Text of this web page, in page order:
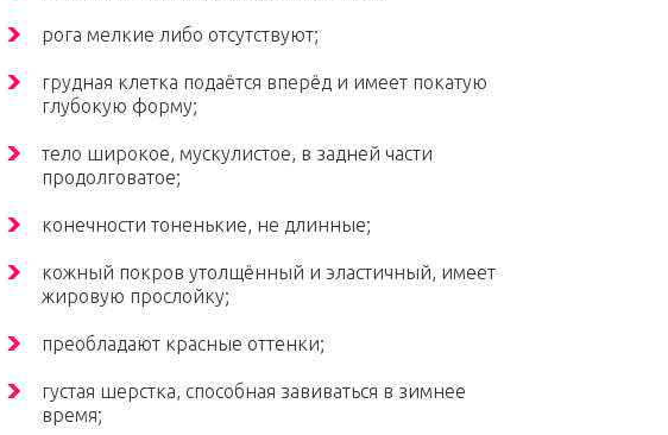
рога мелкие либо отсутствуют;
грудная клетка подаётся вперёд и имеет покатую
глубокую форму;
тело широкое, мускулистое, в задней части
продолговатое;
конечности тоненькие, не длинные;
кожный покров утолщённый и эластичный, имеет
жировую прослойку;
преобладают красные оттенки;
густая шерстка, способная завиваться в зимнее
время;